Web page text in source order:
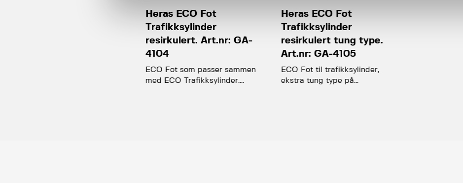
Heras ECO Fot
Trafikksylinder
resirkulert. Art.nr: GA-
4104
ECO Fot som passer sammen
med ECO Trafikksylinder.…
Heras ECO Fot
Trafikksylinder
resirkulert tung type.
Art.nr: GA-4105
ECO Fot til trafikksylinder,
ekstra tung type på…